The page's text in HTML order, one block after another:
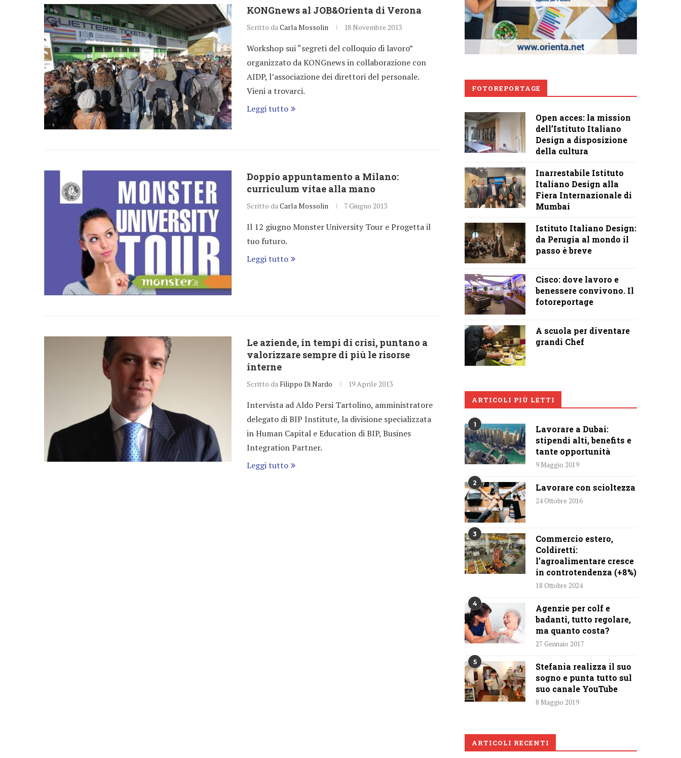
KONGnews al JOB&Orienta di Verona
Scritto daCarla Mossolin 18 Novembre 2013
Workshop sui “segreti del colloquio di lavoro”
organizzato da KONGnews in collaborazione con
AIDP, l’associazione dei direttori del personale.
Vieni a trovarci.
Leggi tutto
Doppio appuntamento a Milano:
curriculum vitae alla mano
Scritto da Carla Mossolin 7 Giugno 2013
Il 12 giugno Monster University Tour e Progetta il
tuo futuro.
Leggi tutto
Le aziende, in tempi di crisi, puntano a
valorizzare sempre di più le risorse
interne
Scritto daFilippo Di Nardo 19 Aprile 2013
Intervista ad Aldo Persi Tartolino, amministratore
delegato di BIP Institute, la divisione specializzata
in Human Capital e Education di BIP, Busines
Integration Partner.
Leggi tutto
FOTOREPORTAGE
Open acces: la mission
dell’Istituto Italiano
Design a disposizione
della cultura
Inarrestabile Istituto
Italiano Design alla
Fiera Internazionale di
Mumbai
Istituto Italiano Design:
da Perugia al mondo il
passo è breve
Cisco: dove lavoro e
benessere convivono. Il
fotoreportage
A scuola per diventare
grandi Chef
ARTICOLI PIÙ LETTI
1
Lavorare a Dubai:
stipendi alti, benefits e
tante opportunità
9 Maggio 2019
2 Lavorare con scioltezza
24 Ottobre 2016
3
Commercio estero,
Coldiretti:
l’agroalimentare cresce
in controtendenza (+8%)
18 Ottobre 2024
4
Agenzie per colf e
badanti, tutto regolare,
ma quanto costa?
27 Gennaio 2017
5
Stefania realizza il suo
sogno e punta tutto sul
suo canale YouTube
8 Maggio 2019
ARTICOLI RECENTI